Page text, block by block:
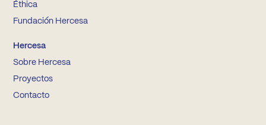
Éthica
Fundación Hercesa
Hercesa
Sobre Hercesa
Proyectos
Contacto